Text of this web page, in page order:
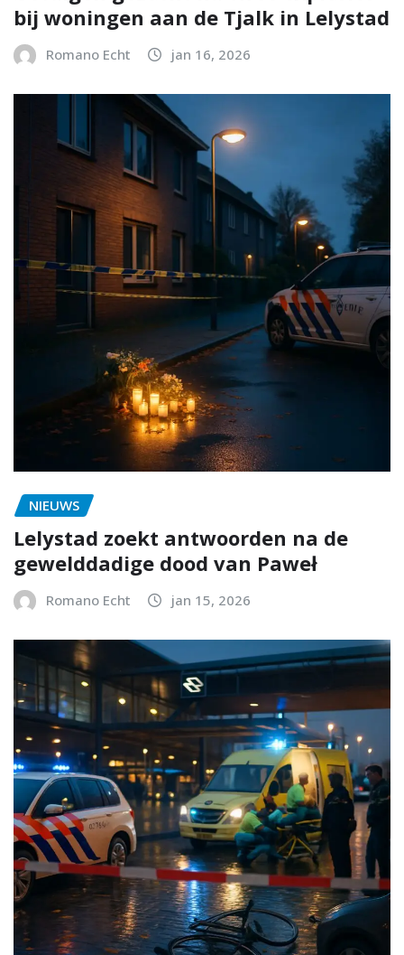
bij woningen aan de Tjalk in Lelystad
Romano Echt jan 16, 2026
NIEUWS
Lelystad zoekt antwoorden na de
gewelddadige dood van Paweł
Romano Echt jan 15, 2026